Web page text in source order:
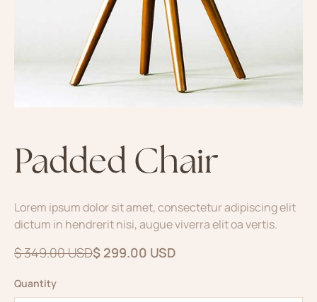
Padded Chair
Lorem ipsum dolor sit amet, consectetur adipiscing elit
dictum in hendrerit nisi, augue viverra elit oa vertis.
$ 349.00 USD$ 299.00 USD
Quantity